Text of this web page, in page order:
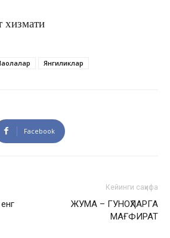
хизмати
Янгиликлар
Facebook
Кейинги саҳифа
​ЖУМА – ГУНОҲЛАРГА
МАҒФИРАТ